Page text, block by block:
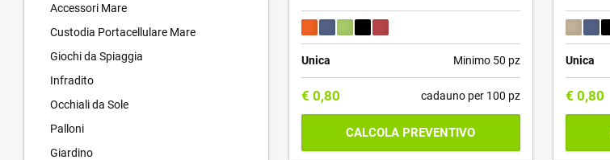
Accessori Mare
Custodia Portacellulare Mare
Giochi da Spiaggia
Infradito
Occhiali da Sole
Palloni
Giardino
Unica Minimo 50 pz
€ 0,80 cadauno per 100 pz
CALCOLA PREVENTIVO
Unica
€ 0,80